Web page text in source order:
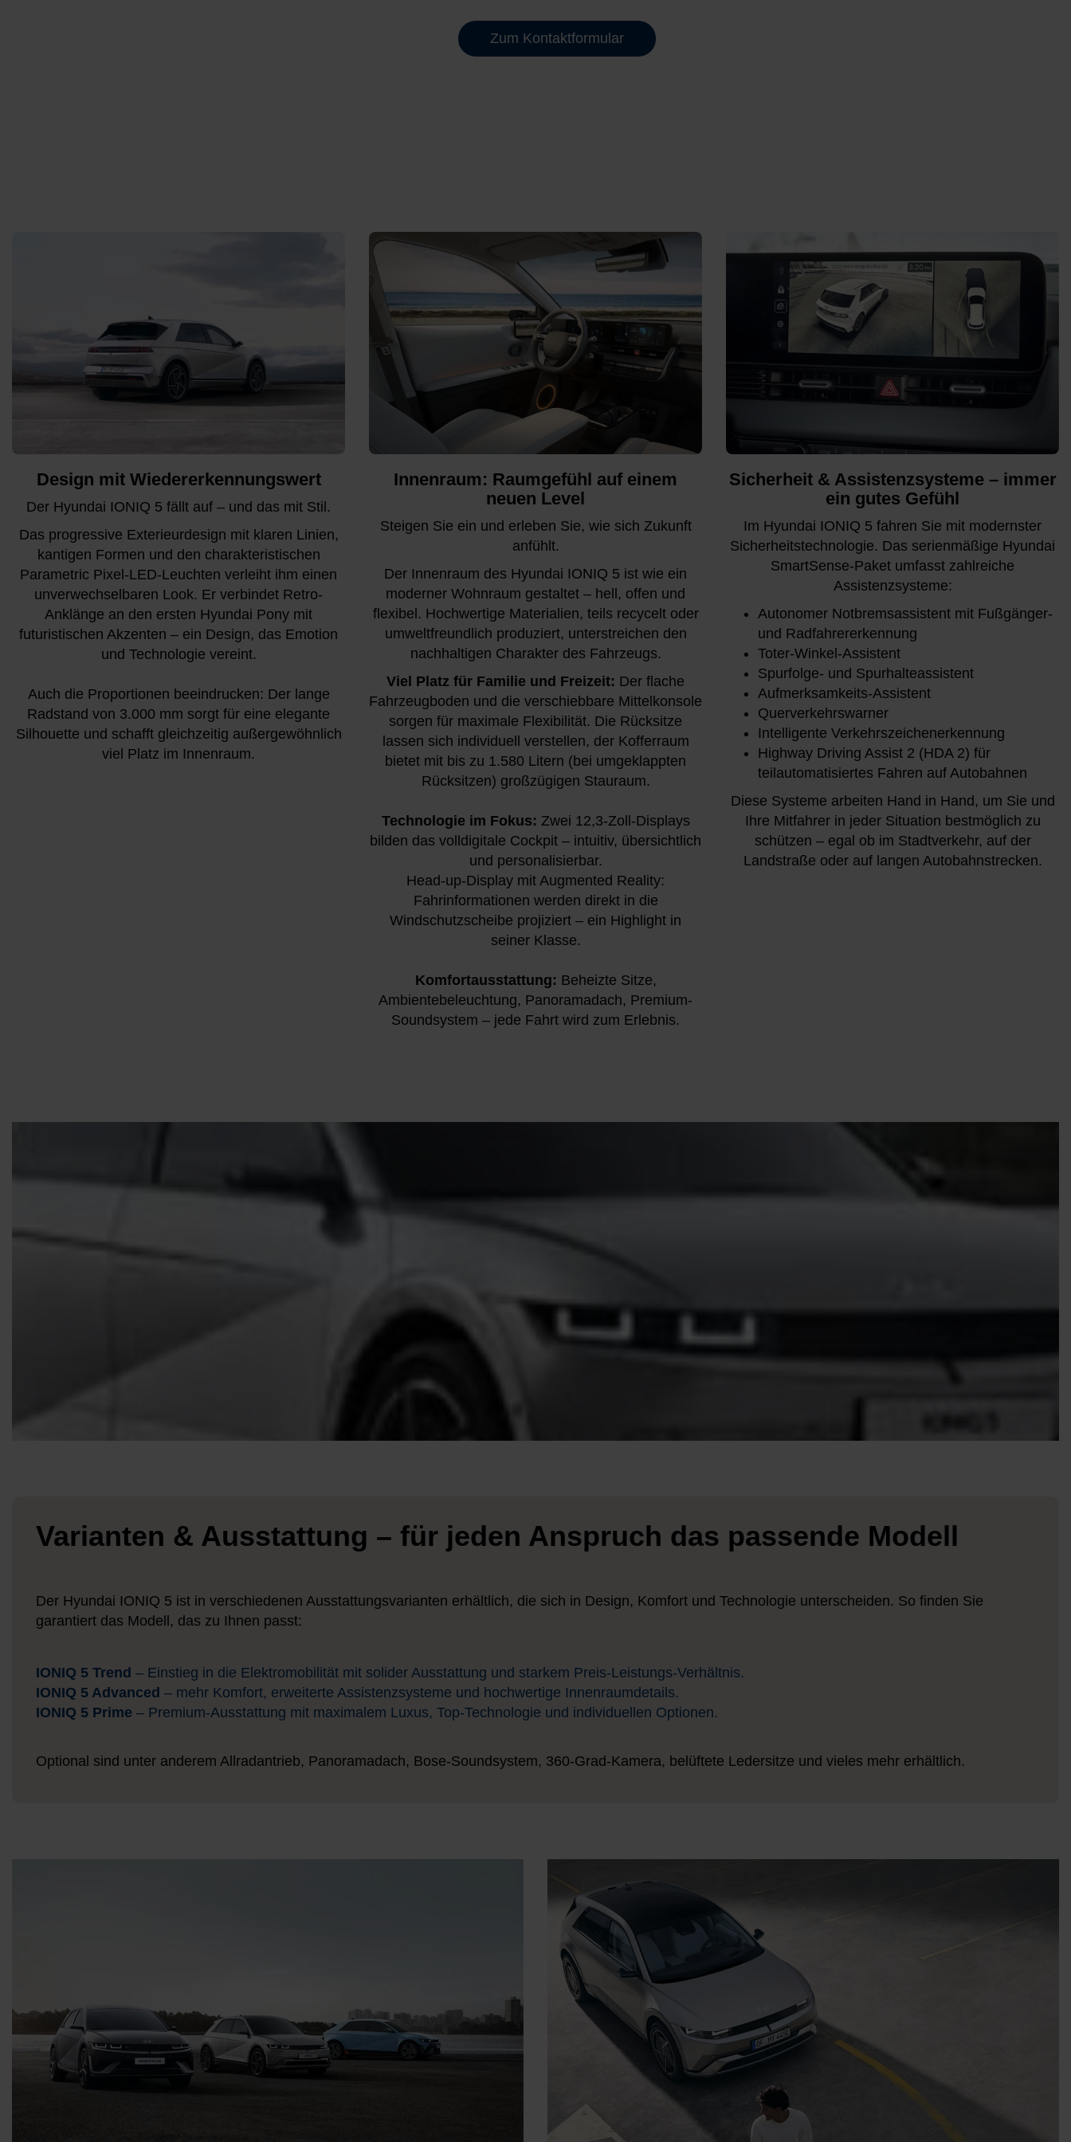
Zum Kontaktformular
Design mit Wiedererkennungswert
Der Hyundai IONIQ 5 fällt auf – und das mit Stil.
Das progressive Exterieurdesign mit klaren Linien,
kantigen Formen und den charakteristischen
Parametric Pixel-LED-Leuchten verleiht ihm einen
unverwechselbaren Look. Er verbindet Retro-
Anklänge an den ersten Hyundai Pony mit
futuristischen Akzenten – ein Design, das Emotion
und Technologie vereint.
Auch die Proportionen beeindrucken: Der lange
Radstand von 3.000 mm sorgt für eine elegante
Silhouette und schafft gleichzeitig außergewöhnlich
viel Platz im Innenraum.
Innenraum: Raumgefühl auf einem
neuen Level
Steigen Sie ein und erleben Sie, wie sich Zukunft
anfühlt.
Der Innenraum des Hyundai IONIQ 5 ist wie ein
moderner Wohnraum gestaltet – hell, offen und
flexibel. Hochwertige Materialien, teils recycelt oder
umweltfreundlich produziert, unterstreichen den
nachhaltigen Charakter des Fahrzeugs.
Viel Platz für Familie und Freizeit: Der flache
Fahrzeugboden und die verschiebbare Mittelkonsole
sorgen für maximale Flexibilität. Die Rücksitze
lassen sich individuell verstellen, der Kofferraum
bietet mit bis zu 1.580 Litern (bei umgeklappten
Rücksitzen) großzügigen Stauraum.
Technologie im Fokus: Zwei 12,3-Zoll-Displays
bilden das volldigitale Cockpit – intuitiv, übersichtlich
und personalisierbar.
Head-up-Display mit Augmented Reality:
Fahrinformationen werden direkt in die
Windschutzscheibe projiziert – ein Highlight in
seiner Klasse.
Komfortausstattung: Beheizte Sitze,
Ambientebeleuchtung, Panoramadach, Premium-
Soundsystem – jede Fahrt wird zum Erlebnis.
Sicherheit & Assistenzsysteme – immer
ein gutes Gefühl
Im Hyundai IONIQ 5 fahren Sie mit modernster
Sicherheitstechnologie. Das serienmäßige Hyundai
SmartSense-Paket umfasst zahlreiche
Assistenzsysteme:
Autonomer Notbremsassistent mit Fußgänger-
und Radfahrererkennung
Toter-Winkel-Assistent
Spurfolge- und Spurhalteassistent
Aufmerksamkeits-Assistent
Querverkehrswarner
Intelligente Verkehrszeichenerkennung
Highway Driving Assist 2 (HDA 2) für
teilautomatisiertes Fahren auf Autobahnen
Diese Systeme arbeiten Hand in Hand, um Sie und
Ihre Mitfahrer in jeder Situation bestmöglich zu
schützen – egal ob im Stadtverkehr, auf der
Landstraße oder auf langen Autobahnstrecken.
Varianten & Ausstattung – für jeden Anspruch das passende Modell
Der Hyundai IONIQ 5 ist in verschiedenen Ausstattungsvarianten erhältlich, die sich in Design, Komfort und Technologie unterscheiden. So finden Sie
garantiert das Modell, das zu Ihnen passt:
IONIQ 5 Trend – Einstieg in die Elektromobilität mit solider Ausstattung und starkem Preis-Leistungs-Verhältnis.
IONIQ 5 Advanced – mehr Komfort, erweiterte Assistenzsysteme und hochwertige Innenraumdetails.
IONIQ 5 Prime – Premium-Ausstattung mit maximalem Luxus, Top-Technologie und individuellen Optionen.
Optional sind unter anderem Allradantrieb, Panoramadach, Bose-Soundsystem, 360-Grad-Kamera, belüftete Ledersitze und vieles mehr erhältlich.